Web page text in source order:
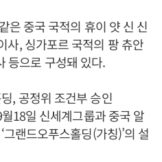
은 중국 국적의 휴이 얏 신 신
사, 싱가포르 국적의 팡 츄안
등으로 구성돼 있다.
, 공정위 조건부 승인
18일 신세계그룹과 중국 알
랜드오푸스홀딩(가칭)’의 설